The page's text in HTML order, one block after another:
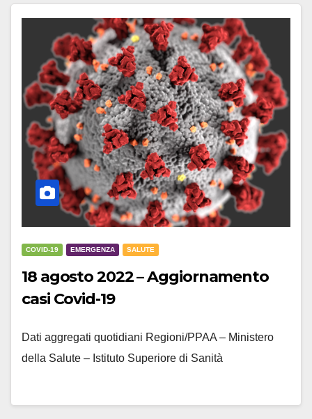
COVID-19 EMERGENZA SALUTE
18 agosto 2022 – Aggiornamento
casi Covid-19
Dati aggregati quotidiani Regioni/PPAA – Ministero
della Salute – Istituto Superiore di Sanità